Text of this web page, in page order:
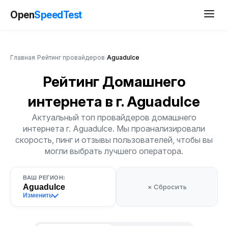
OpenSpeedTest
Главная Рейтинг провайдеров Aguadulce
Рейтинг Домашнего
интернета в г. Aguadulce
Актуальный топ провайдеров домашнего
интернета г. Aguadulce. Мы проанализировали
скорость, пинг и отзывы пользователей, чтобы вы
могли выбрать лучшего оператора.
ВАШ РЕГИОН:
Aguadulce
Изменить
× Сбросить